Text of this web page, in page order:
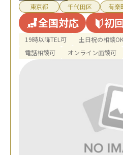
東京都 千代田区 有楽
全国対応 初
19時以降TEL可 土日祝の相談OK
電話相談可
オンライン面談可